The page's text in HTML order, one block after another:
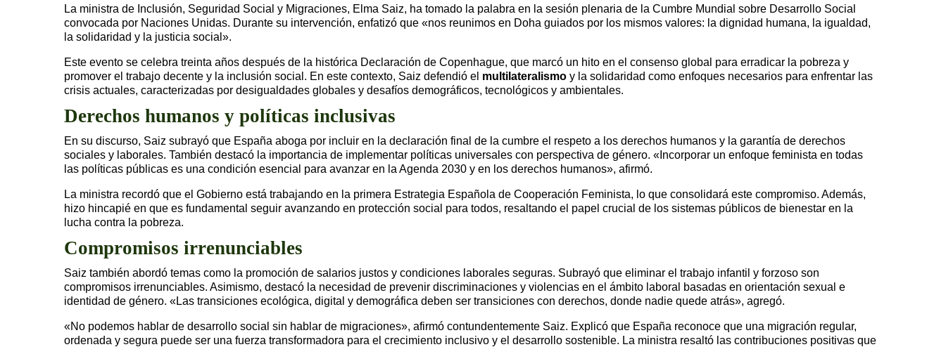
La ministra de Inclusión, Seguridad Social y Migraciones, Elma Saiz, ha tomado la palabra en la sesión plenaria de la Cumbre Mundial sobre Desarrollo Social
convocada por Naciones Unidas. Durante su intervención, enfatizó que «nos reunimos en Doha guiados por los mismos valores: la dignidad humana, la igualdad,
la solidaridad y la justicia social».
Este evento se celebra treinta años después de la histórica Declaración de Copenhague, que marcó un hito en el consenso global para erradicar la pobreza y
promover el trabajo decente y la inclusión social. En este contexto, Saiz defendió el multilateralismo y la solidaridad como enfoques necesarios para enfrentar las
crisis actuales, caracterizadas por desigualdades globales y desafíos demográficos, tecnológicos y ambientales.
Derechos humanos y políticas inclusivas
En su discurso, Saiz subrayó que España aboga por incluir en la declaración final de la cumbre el respeto a los derechos humanos y la garantía de derechos
sociales y laborales. También destacó la importancia de implementar políticas universales con perspectiva de género. «Incorporar un enfoque feminista en todas
las políticas públicas es una condición esencial para avanzar en la Agenda 2030 y en los derechos humanos», afirmó.
La ministra recordó que el Gobierno está trabajando en la primera Estrategia Española de Cooperación Feminista, lo que consolidará este compromiso. Además,
hizo hincapié en que es fundamental seguir avanzando en protección social para todos, resaltando el papel crucial de los sistemas públicos de bienestar en la
lucha contra la pobreza.
Compromisos irrenunciables
Saiz también abordó temas como la promoción de salarios justos y condiciones laborales seguras. Subrayó que eliminar el trabajo infantil y forzoso son
compromisos irrenunciables. Asimismo, destacó la necesidad de prevenir discriminaciones y violencias en el ámbito laboral basadas en orientación sexual e
identidad de género. «Las transiciones ecológica, digital y demográfica deben ser transiciones con derechos, donde nadie quede atrás», agregó.
«No podemos hablar de desarrollo social sin hablar de migraciones», afirmó contundentemente Saiz. Explicó que España reconoce que una migración regular,
ordenada y segura puede ser una fuerza transformadora para el crecimiento inclusivo y el desarrollo sostenible. La ministra resaltó las contribuciones positivas que